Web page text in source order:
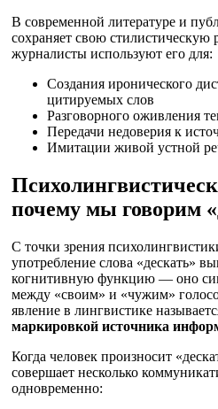
В современной литературе и
сохраняет свою стилистическую
журналисты используют его для:
Создания иронического
цитируемых слов
Разговорного оживления
Передачи недоверия к
Имитации живой устной
почему мы говорим
С точки зрения
употребление слова «дескать»
когнитивную функцию — оно
между «своим» и «чужим»
явление в лингвистике
маркировкой источника
Когда человек произносит
совершает несколько
одновременно: